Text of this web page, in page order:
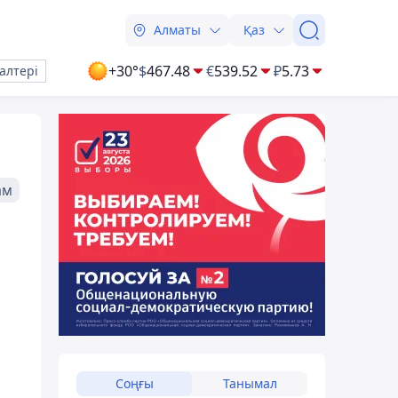
Алматы Қаз
+30°$467.48 €539.52 ₽5.73
Соңғы Танымал